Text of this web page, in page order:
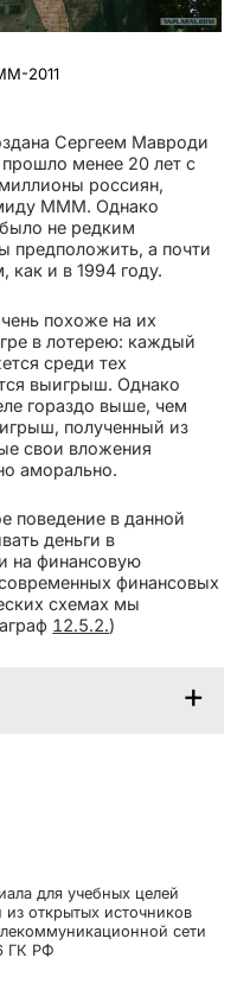
2011
Сергеем Мавроди
менее 20 лет с
россиян,
МММ. Однако
не редким
а почти
и в 1994 году.
похоже на их
в лотерею: каждый
среди тех
выигрыш. Однако
гораздо выше, чем
полученный из
свои вложения
аморально.
поведение в данной
деньги в
на финансовую
финансовых
схемах мы
12.5.2.)
для учебных целей
открытых источников
сети
ГК РФ